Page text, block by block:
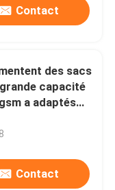
Contact
des sacs
capacité
a adaptés
avec du PE
Contact